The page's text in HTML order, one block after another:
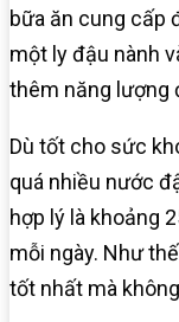
bữa ăn cung cấp
một ly đậu nành
thêm năng lượng
Dù tốt cho sức
quá nhiều nước
hợp lý là khoảng
mỗi ngày. Như
tốt nhất mà